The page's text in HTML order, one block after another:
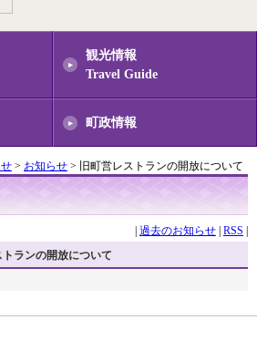
観光情報
Travel Guide
町政情報
> お知らせ > 旧町営レストランの開放について
過去のお知らせ RSS
ランの開放について